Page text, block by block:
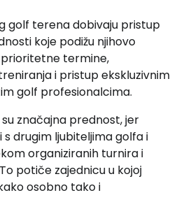
golf terena dobivaju pristup
koje podižu njihovo
prioritetne termine,
i pristup ekskluzivnim
golf profesionalcima.
značajna prednost, jer
drugim ljubiteljima golfa i
organiziranih turnira i
potiče zajednicu u kojoj
osobno tako i